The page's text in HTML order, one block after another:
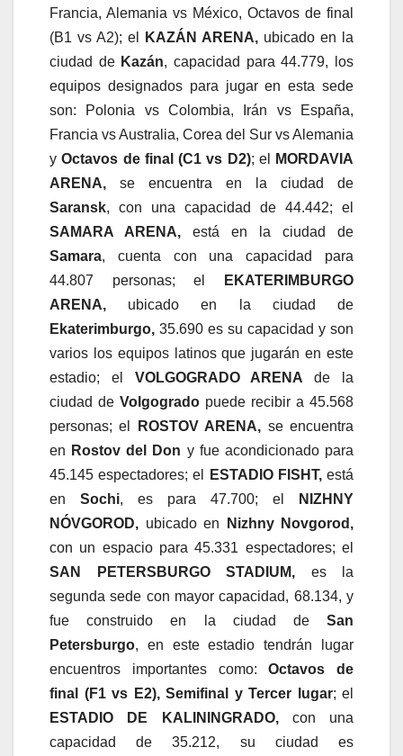
Francia, Alemania vs México, Octavos de final
(B1 vs A2); el
KAZÁN ARENA, ubicado en la
ciudad de Kazán, capacidad para 44.779, los
equipos designados para jugar en esta sede
son: Polonia vs Colombia, Irán vs España,
Francia vs Australia, Corea del Sur vs Alemania
yOctavos de final (C1 vs D2); el
MORDAVIA
ARENA, se encuentra en la ciudad de
Saransk, con una capacidad de 44.442; el
SAMARA ARENA, está en la ciudad de
Samara, cuenta con una capacidad para
44.807 personas; el
EKATERIMBURGO
ARENA, ubicado en la ciudad de
Ekaterimburgo, 35.690 es su capacidad y son
varios los equipos latinos que jugarán en este
estadio; el VOLGOGRADO ARENAde la
ciudad de Volgogrado puede recibir a 45.568
personas; el
ROSTOV ARENA, se encuentra
en Rostov del Don y fue acondicionado para
45.145 espectadores; el
ESTADIO FISHT,está
en Sochi, es para 47.700; el
NIZHNY
NÓVGOROD, ubicado en
Nizhny Novgorod,
con un espacio para 45.331 espectadores; el
SAN PETERSBURGO STADIUM, es la
segunda sede con mayor capacidad, 68.134, y
fue construido en la ciudad de San
Petersburgo, en este estadio tendrán lugar
encuentros importantes como:Octavos de
final (F1 vs E2), Semifinal y Tercer lugar; el
ESTADIO DE KALININGRADO, con una
capacidad de 35.212, su ciudad es